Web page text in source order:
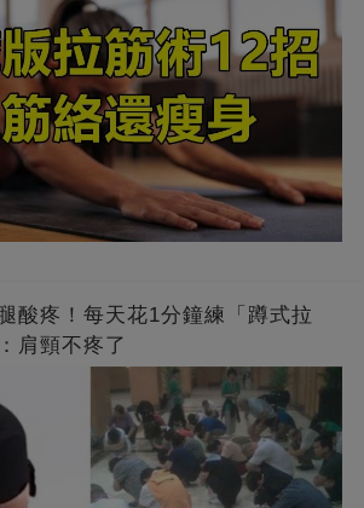
酸疼！每天花1分鐘練「蹲式拉
肩頸不疼了